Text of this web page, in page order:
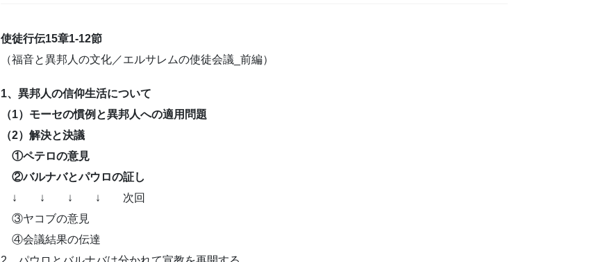
使徒行伝15章1-12節
（福音と異邦人の文化／エルサレムの使徒会議_前編）
1、異邦人の信仰生活について
（1）モーセの慣例と異邦人への適用問題
（2）解決と決議
①ペテロの意見
②バルナバとパウロの証し
↓ ↓ ↓ ↓ 次回
③ヤコブの意見
④会議結果の伝達